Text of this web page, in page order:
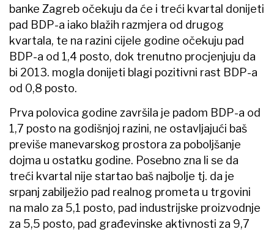
banke Zagreb očekuju da će i treći kvartal donijeti
pad BDP-a iako blažih razmjera od drugog
kvartala, te na razini cijele godine očekuju pad
BDP-a od 1,4 posto, dok trenutno procjenjuju da
bi 2013. mogla donijeti blagi pozitivni rast BDP-a
od 0,8 posto.
Prva polovica godine završila je padom BDP-a od
1,7 posto na godišnjoj razini, ne ostavljajući baš
previše manevarskog prostora za poboljšanje
dojma u ostatku godine. Posebno zna li se da
treći kvartal nije startao baš najbolje tj. da je
srpanj zabilježio pad realnog prometa u trgovini
na malo za 5,1 posto, pad industrijske proizvodnje
za 5,5 posto, pad građevinske aktivnosti za 9,7